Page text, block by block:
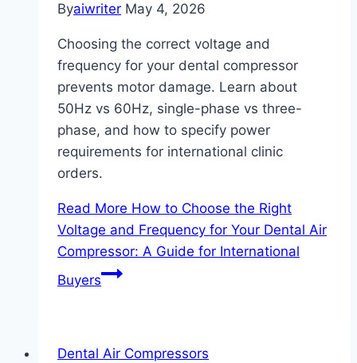
Byaiwriter May 4, 2026
Choosing the correct voltage and
frequency for your dental compressor
prevents motor damage. Learn about
50Hz vs 60Hz, single-phase vs three-
phase, and how to specify power
requirements for international clinic
orders.
Read More How to Choose the Right
Voltage and Frequency for Your Dental Air
Compressor: A Guide for International
Buyers
Dental Air Compressors